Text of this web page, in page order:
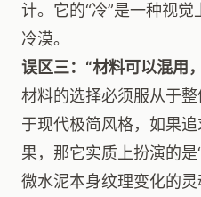
计。它的“冷”是一种视
冷漠。
误区三：“材料可以混用
材料的选择必须服从于
于现代极简风格，如果
果，那它实质上扮演的
微水泥本身纹理变化的